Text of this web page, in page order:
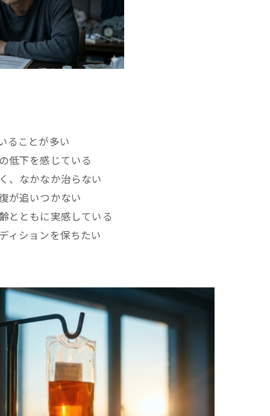
ることが多い
低下を感じている
、なかなか治らない
が追いつかない
とともに実感している
ィションを保ちたい